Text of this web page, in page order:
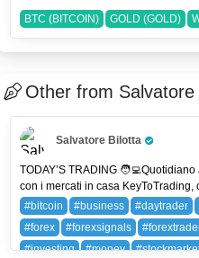
BTC (BITCOIN) GOLD (GOLD)
Other from Salvatore
Salvatore Bilotta
Pro Trader
TODAY’S TRADING 🧑‍💻Quotidiano appuntamento
con i mercati in casa KeyToTrading,
#bitcoin
#business #daytrader
#forex
#forexsignals
#investing
#money